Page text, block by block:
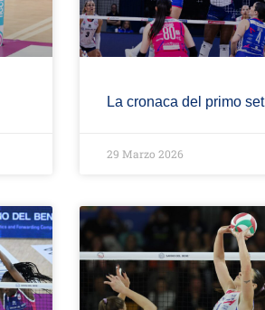
La cronaca del primo set
29 Marzo 2026